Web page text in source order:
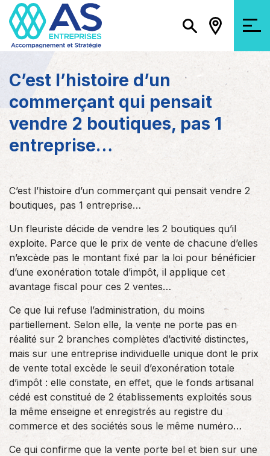
C’est l’histoire d’un
commerçant qui pensait
vendre 2 boutiques, pas 1
entreprise…
C’est l’histoire d’un commerçant qui pensait vendre 2
boutiques, pas 1 entreprise…
Un fleuriste décide de vendre les 2 boutiques qu’il
exploite. Parce que le prix de vente de chacune d’elles
n’excède pas le montant fixé par la loi pour bénéficier
d’une exonération totale d’impôt, il applique cet
avantage fiscal pour ces 2 ventes…
Ce que lui refuse l’administration, du moins
partiellement. Selon elle, la vente ne porte pas en
réalité sur 2 branches complètes d’activité distinctes,
mais sur une entreprise individuelle unique dont le prix
de vente total excède le seuil d’exonération totale
d’impôt : elle constate, en effet, que le fonds artisanal
cédé est constitué de 2 établissements exploités sous
la même enseigne et enregistrés au registre du
commerce et des sociétés sous le même numéro…
Ce qui confirme que la vente porte bel et bien sur une